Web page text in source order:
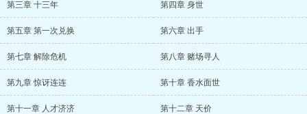
第三章 十三年 第四章 身世
第五章 第一次兑换 第六章 出手
第七章 解除危机 第八章 赌场寻人
第九章 惊讶连连 第十章 香水面世
第十一章 人才济济 第十二章 天价